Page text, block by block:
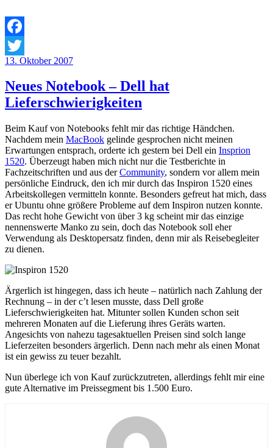
Facebook
Twitter
Veröffentlicht
13. Oktober 2007
Neues Notebook – Dell hat
Lieferschwierigkeiten
Beim Kauf von Notebooks fehlt mir das richtige Händchen.
Nachdem mein MacBook gelinde gesprochen nicht meinen
Erwartungen entsprach, orderte ich gestern bei Dell ein Insprion
1520. Überzeugt haben mich nicht nur die Testberichte in
Fachzeitschriften und aus derCommunity, sondern vor allem mein
persönliche Eindruck, den ich mir durch das Inspiron 1520 eines
Arbeitskollegen vermitteln konnte. Besonders gefreut hat mich, dass
er Ubuntu ohne größere Probleme auf dem Inspiron nutzen konnte.
Das recht hohe Gewicht von über 3 kg scheint mir das einzige
nennenswerte Manko zu sein, doch das Notebook soll eher
Verwendung als Desktopersatz finden, denn mir als Reisebegleiter
zu dienen.
Ärgerlich ist hingegen, dass ich heute – natürlich nach Zahlung der
Rechnung – in der c’t lesen musste, dass Dell große
Lieferschwierigkeiten hat. Mitunter sollen Kunden schon seit
mehreren Monaten auf die Lieferung ihres Geräts warten.
Angesichts von nahezu tagesaktuellen Preisen sind solch lange
Lieferzeiten besonders ärgerlich. Denn nach mehr als einen Monat
ist ein gewiss zu teuer bezahlt.
Nun überlege ich von Kauf zurückzutreten, allerdings fehlt mir eine
gute Alternative im Preissegment bis 1.500 Euro.